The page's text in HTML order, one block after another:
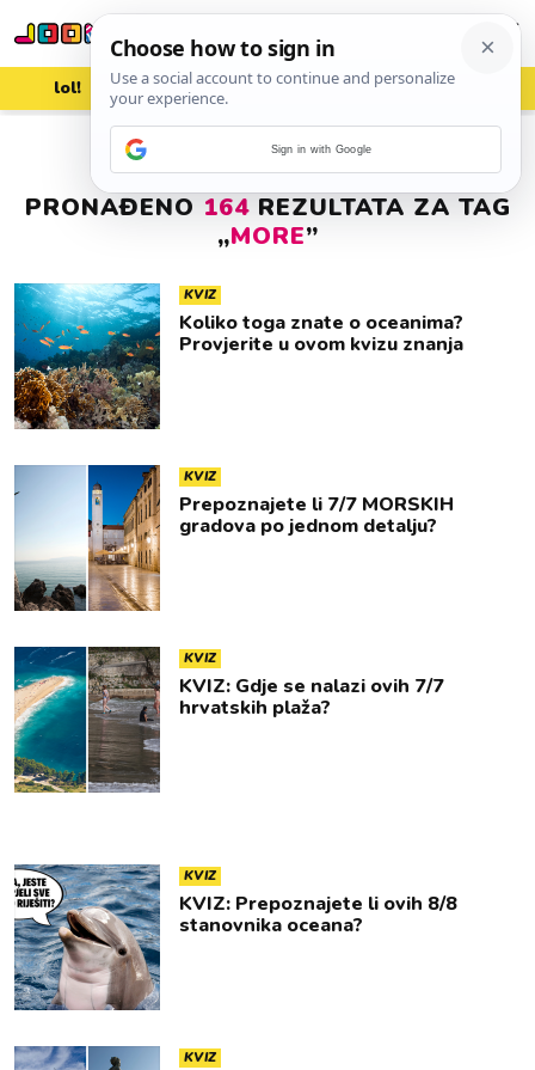
lol! aww vrh! woot?!
PRONAĐENO 164REZULTATA ZA TAG
„MORE”
KVIZ
Koliko toga znate o oceanima?
Provjerite u ovom kvizu znanja
KVIZ
Prepoznajete li 7/7 MORSKIH
gradova po jednom detalju?
KVIZ
KVIZ: Gdje se nalazi ovih 7/7
hrvatskih plaža?
KVIZ
KVIZ: Prepoznajete li ovih 8/8
stanovnika oceana?
KVIZ
Sign in with Google